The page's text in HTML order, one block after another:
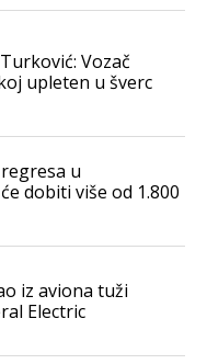
Vozač
upleten u šverc
u
dobiti više od 1.800
iz aviona tuži
Electric